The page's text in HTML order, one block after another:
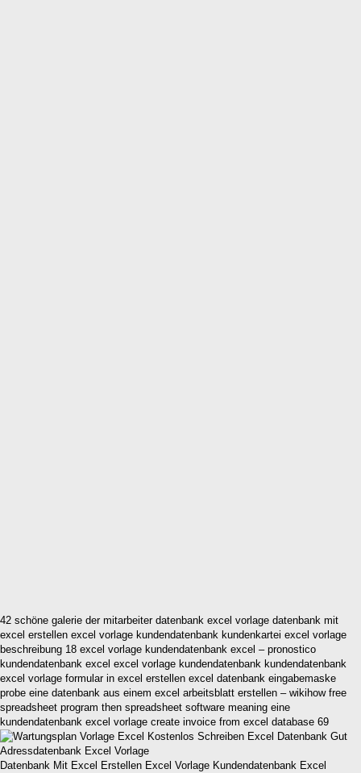
42 schöne galerie der mitarbeiter datenbank excel vorlage datenbank mit
excel erstellen excel vorlage kundendatenbank kundenkartei excel vorlage
beschreibung 18 excel vorlage kundendatenbank excel – pronostico
kundendatenbank excel excel vorlage kundendatenbank kundendatenbank
excel vorlage formular in excel erstellen excel datenbank eingabemaske
probe eine datenbank aus einem excel arbeitsblatt erstellen – wikihow free
spreadsheet program then spreadsheet software meaning eine
kundendatenbank excel vorlage create invoice from excel database 69
Datenbank Mit Excel Erstellen Excel Vorlage Kundendatenbank Excel